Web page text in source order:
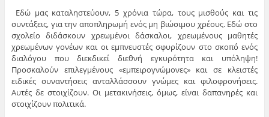
Εδώ μας καταληστεύουν, 5 χρόνια τώρα, τους μισθούς και τις
συντάξεις, για την αποπληρωμή ενός μη βιώσιμου χρέους. Εδώ στο
σχολείο διδάσκουν χρεωμένοι δάσκαλοι, χρεωμένους μαθητές
χρεωμένων γονέων και οι εμπνευστές σφυρίζουν στο σκοπό ενός
διαλόγου που διεκδικεί διεθνή εγκυρότητα και υπόληψη!
Προσκαλούν επιλεγμένους «εμπειρογνώμονες» και σε κλειστές
ειδικές συναντήσεις ανταλλάσσουν γνώμες και φιλοφρονήσεις.
Αυτές δε στοιχίζουν. Οι μετακινήσεις, όμως, είναι δαπανηρές και
στοιχίζουν πολιτικά.